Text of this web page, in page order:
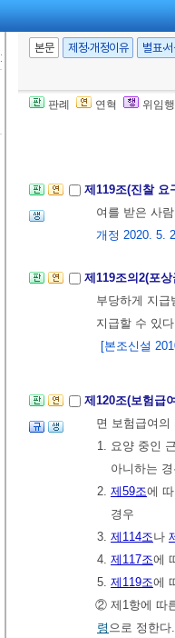
일부개정]
본문 제정·개정이유 별표·
판례 연혁 위임
제118조(산재보
서 같다)에 대
소속 직원으
제119조(진찰 요
여를 받은 사
개정 2020. 5.
제119조의2(포
부당하게 지
지급할 수 있
[본조신설
제120조(보험급
면 보험급여
1. 요양 중인
아니하는
2. 제59조에
경우
3. 제114조나
4. 제117조에
5. 제119조에
② 제1항에 따
령 으로 정한다.